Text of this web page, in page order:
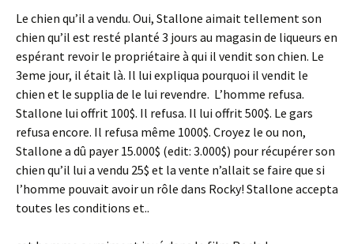
Le chien qu’il a vendu. Oui, Stallone aimait tellement son
chien qu’il est resté planté 3 jours au magasin de liqueurs en
espérant revoir le propriétaire à qui il vendit son chien. Le
3eme jour, il était là. Il lui expliqua pourquoi il vendit le
chien et le supplia de le lui revendre. L’homme refusa.
Stallone lui offrit 100$. Il refusa. Il lui offrit 500$. Le gars
refusa encore. Il refusa même 1000$. Croyez le ou non,
Stallone a dû payer 15.000$ (edit: 3.000$) pour récupérer son
chien qu’il lui a vendu 25$ et la vente n’allait se faire que si
l’homme pouvait avoir un rôle dans Rocky! Stallone accepta
toutes les conditions et..